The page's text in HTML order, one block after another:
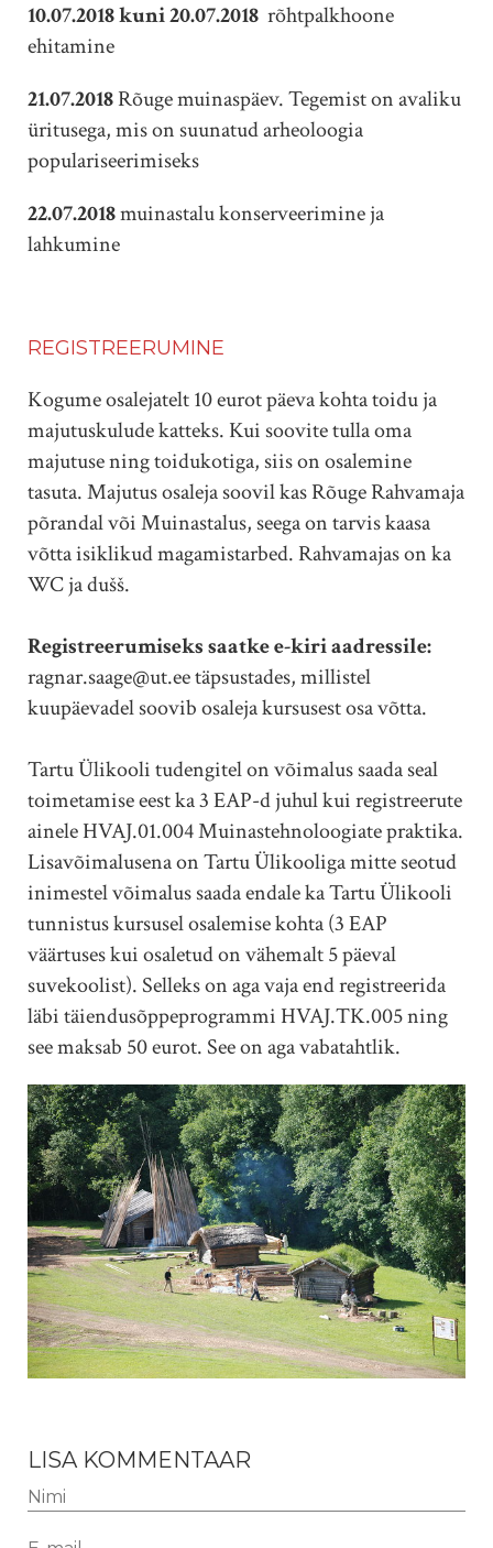
10.07.2018 kuni 20.07.2018 rõhtpalkhoone
ehitamine
21.07.2018Rõuge muinaspäev. Tegemist on avaliku
üritusega, mis on suunatud arheoloogia
populariseerimiseks
22.07.2018muinastalu konserveerimine ja
lahkumine
REGISTREERUMINE
Kogume osalejatelt 10 eurot päeva kohta toidu ja
majutuskulude katteks. Kui soovite tulla oma
majutuse ning toidukotiga, siis on osalemine
tasuta. Majutus osaleja soovil kas Rõuge Rahvamaja
põrandal või Muinastalus, seega on tarvis kaasa
võtta isiklikud magamistarbed. Rahvamajas on ka
WC ja dušš.
Registreerumiseks saatke e-kiri aadressile:
ragnar.saage@ut.ee täpsustades, millistel
kuupäevadel soovib osaleja kursusest osa võtta.
Tartu Ülikooli tudengitel on võimalus saada seal
toimetamise eest ka 3 EAP-d juhul kui registreerute
ainele HVAJ.01.004 Muinastehnoloogiate praktika.
Lisavõimalusena on Tartu Ülikooliga mitte seotud
inimestel võimalus saada endale ka Tartu Ülikooli
tunnistus kursusel osalemise kohta (3 EAP
väärtuses kui osaletud on vähemalt 5 päeval
suvekoolist). Selleks on aga vaja end registreerida
läbi täiendusõppeprogrammi HVAJ.TK.005 ning
see maksab 50 eurot. See on aga vabatahtlik.
LISA KOMMENTAAR